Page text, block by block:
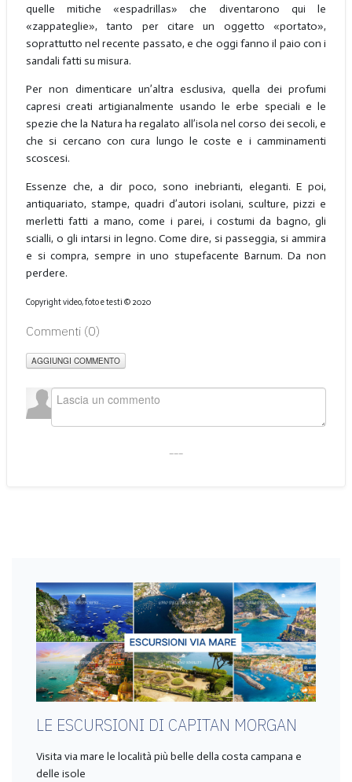
quelle mitiche «espadrillas» che diventarono qui le
«zappateglie», tanto per citare un oggetto «portato»,
soprattutto nel recente passato, e che oggi fanno il paio con i
sandali fatti su misura.
Per non dimenticare un’altra esclusiva, quella dei profumi
capresi creati artigianalmente usando le erbe speciali e le
spezie che la Natura ha regalato all’isola nel corso dei secoli, e
che si cercano con cura lungo le coste e i camminamenti
scoscesi.
Essenze che, a dir poco, sono inebrianti, eleganti. E poi,
antiquariato, stampe, quadri d’autori isolani, sculture, pizzi e
merletti fatti a mano, come i parei, i costumi da bagno, gli
scialli, o gli intarsi in legno. Come dire, si passeggia, si ammira
e si compra, sempre in uno stupefacente Barnum. Da non
perdere.
Copyright video, foto e testi © 2020
Commenti (0)
AGGIUNGI COMMENTO
LE ESCURSIONI DI CAPITAN MORGAN
Visita via mare le località più belle della costa campana e
delle isole